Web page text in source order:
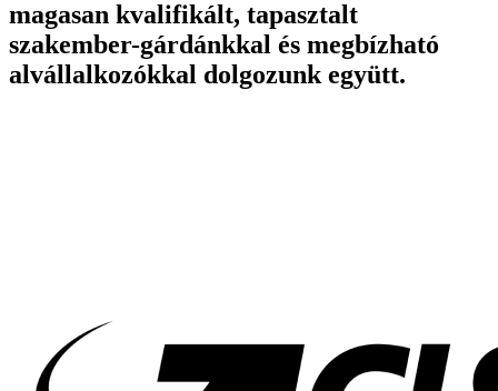
magasan kvalifikált, tapasztalt
szakember-gárdánkkal és megbízható
alvállalkozókkal dolgozunk együtt.